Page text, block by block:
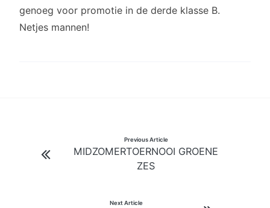
genoeg voor promotie in de derde klasse B.
Netjes mannen!
navigatie
Previous Article
MIDZOMERTOERNOOI GROENE
ZES
Next Article